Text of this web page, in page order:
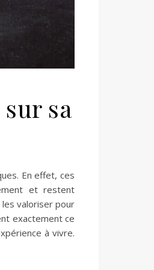
sa
En effet, ces
et restent
valoriser pour
exactement ce
à vivre.